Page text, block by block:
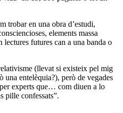
trobar en una obra d’estudi,
elements massa
lectures futures can a una banda o
(llevat si existeix pel mig
una entelèquia?), però de vegades
experts que… com diuen a lo
pille confessats”.